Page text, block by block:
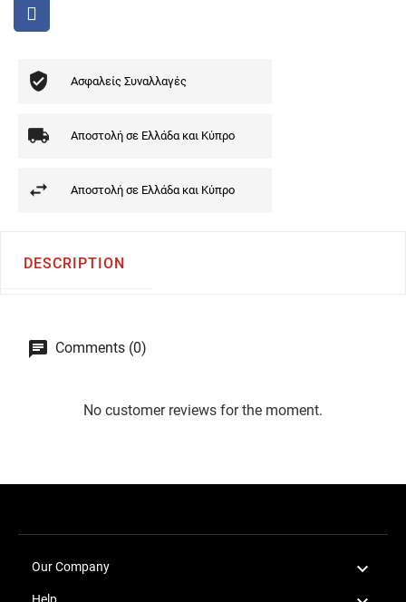
Ασφαλείς Συναλλαγές
Αποστολή σε Ελλάδα και Κύπρο
Αποστολή σε Ελλάδα και Κύπρο
DESCRIPTION
Comments (0)
No customer reviews for the moment.
Our Company 